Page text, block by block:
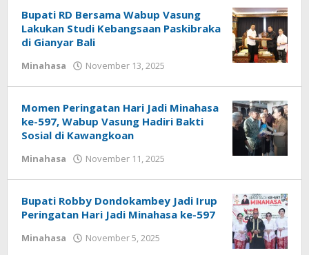
Bupati RD Bersama Wabup Vasung
Lakukan Studi Kebangsaan Paskibraka
di Gianyar Bali
Minahasa November 13, 2025
Momen Peringatan Hari Jadi Minahasa
ke-597, Wabup Vasung Hadiri Bakti
Sosial di Kawangkoan
Minahasa November 11, 2025
Bupati Robby Dondokambey Jadi Irup
Peringatan Hari Jadi Minahasa ke-597
Minahasa November 5, 2025